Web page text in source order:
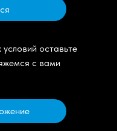
оставьте
с вами